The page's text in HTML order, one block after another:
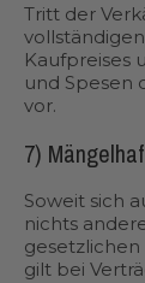
Tritt der
Kaufpreises
und Spesen
vor.
7)
Soweit sich
nichts
gilt bei